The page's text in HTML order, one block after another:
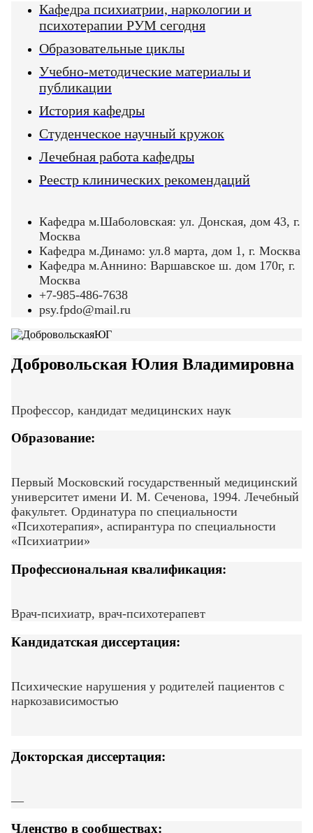
Кафедра психиатрии, наркологии и
психотерапии РУМ сегодня
Образовательные циклы
Учебно-методические материалы и
публикации
История кафедры
Студенческое научный кружок
Лечебная работа кафедры
Реестр клинических рекомендаций
Кафедра м.Шаболовская: ул. Донская, дом 43, г.
Москва
Кафедра м.Динамо: ул.8 марта, дом 1, г. Москва
Кафедра м.Аннино: Варшавское ш. дом 170г, г.
Москва
+7-985-486-7638
psy.fpdo@mail.ru
Добровольская Юлия Владимировна
Профессор, кандидат медицинских наук
Образование:
Первый Московский государственный медицинский
университет имени И. М. Сеченова, 1994. Лечебный
факультет. Ординатура по специальности
«Психотерапия», аспирантура по специальности
«Психиатрии»
Профессиональная квалификация:
Врач-психиатр, врач-психотерапевт
Кандидатская диссертация:
Психические нарушения у родителей пациентов с
наркозависимостью
Докторская диссертация:
—
Членство в сообществах: